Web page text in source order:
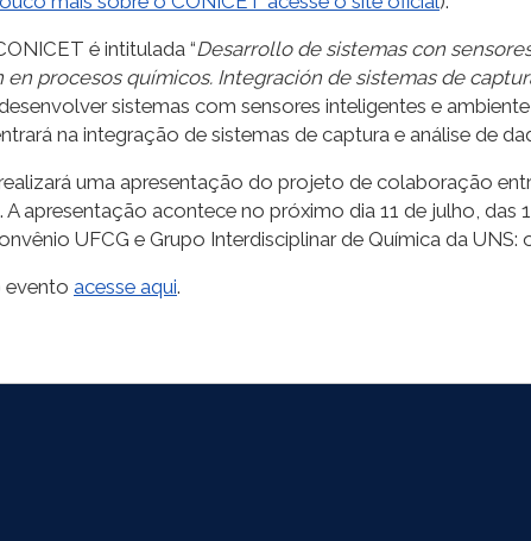
é intitulada “Desarrollo de sistemas con
procesos químicos. Integración de sistemas de
sistemas com sensores inteligentes e
na integração de sistemas de captura e análise de
uma apresentação do projeto de colaboração
apresentação acontece no próximo dia 11 de julho,
UFCG e Grupo Interdisciplinar de Química da
evento acesse aqui.